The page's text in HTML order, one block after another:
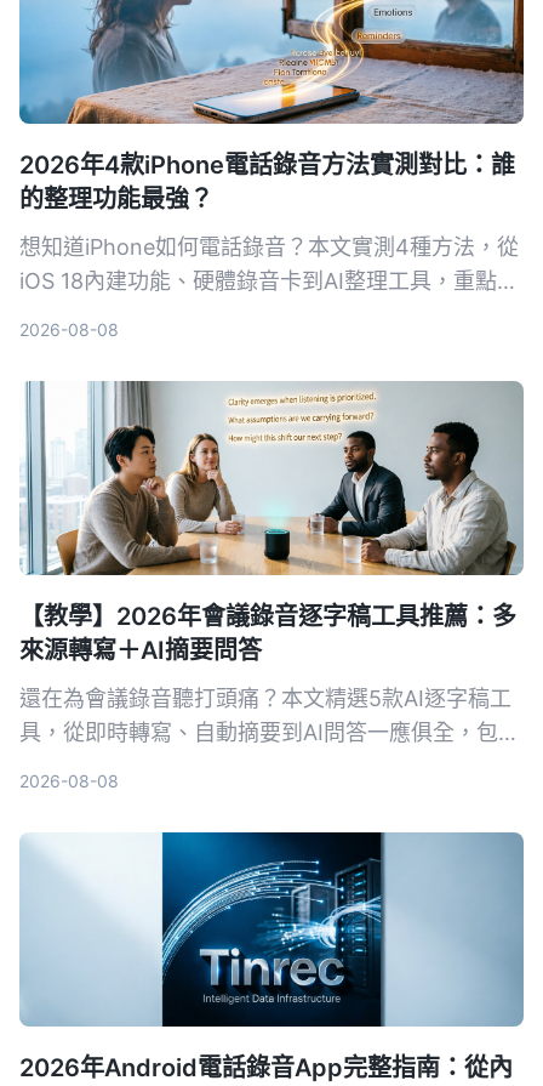
2026年4款iPhone電話錄音方法實測對比：誰
的整理功能最強？
想知道iPhone如何電話錄音？本文實測4種方法，從
iOS 18內建功能、硬體錄音卡到AI整理工具，重點比
2026-08-08
【教學】2026年會議錄音逐字稿工具推薦：多
來源轉寫＋AI摘要問答
還在為會議錄音聽打頭痛？本文精選5款AI逐字稿工
具，從即時轉寫、自動摘要到AI問答一應俱全，包含
2026-08-08
2026年Android電話錄音App完整指南：從內